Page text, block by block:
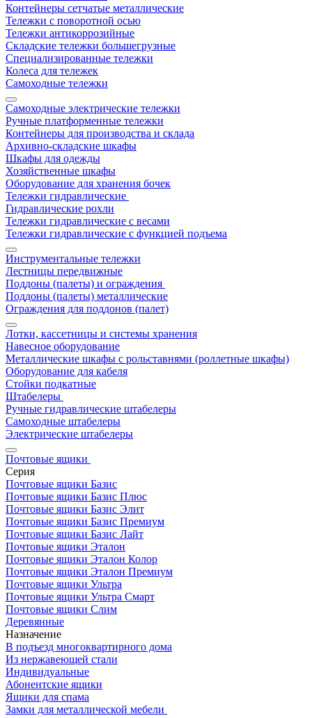
Контейнеры сетчатые металлические
Тележки с поворотной осью
Тележки антикоррозийные
Складские тележки большегрузные
Специализированные тележки
Колеса для тележек
Самоходные тележки
Самоходные электрические тележки
Ручные платформенные тележки
Контейнеры для производства и склада
Архивно-складские шкафы
Шкафы для одежды
Хозяйственные шкафы
Оборудование для хранения бочек
Тележки гидравлические
Гидравлические рохли
Тележки гидравлические с весами
Тележки гидравлические с функцией подъема
Инструментальные тележки
Лестницы передвижные
Поддоны (палеты) и ограждения
Поддоны (палеты) металлические
Ограждения для поддонов (палет)
Лотки, кассетницы и системы хранения
Навесное оборудование
Металлические шкафы с рольставнями (роллетные шкафы)
Оборудование для кабеля
Стойки подкатные
Штабелеры
Ручные гидравлические штабелеры
Самоходные штабелеры
Электрические штабелеры
Почтовые ящики
Серия
Почтовые ящики Базис
Почтовые ящики Базис Плюс
Почтовые ящики Базис Элит
Почтовые ящики Базис Премиум
Почтовые ящики Базис Лайт
Почтовые ящики Эталон
Почтовые ящики Эталон Колор
Почтовые ящики Эталон Премиум
Почтовые ящики Ультра
Почтовые ящики Ультра Смарт
Почтовые ящики Слим
Деревянные
Назначение
В подъезд многоквартирного дома
Из нержавеющей стали
Индивидуальные
Абонентские ящики
Ящики для спама
Замки для металлической мебели